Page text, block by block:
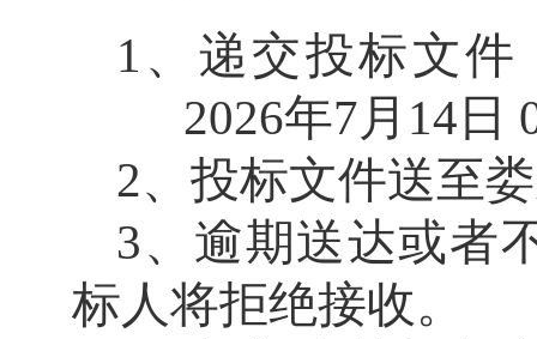
1、递交投标文
2026年7月14日
2、投标文件送至
3、逾期送达或者
标人将拒绝接收。